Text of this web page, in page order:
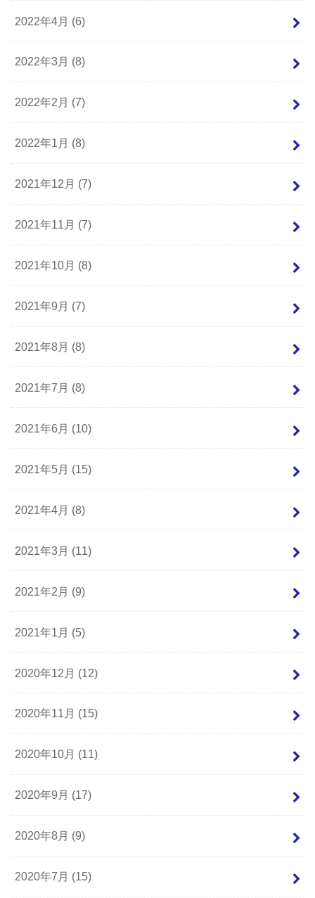
2022年4月 (6)
2022年3月 (8)
2022年2月 (7)
2022年1月 (8)
2021年12月 (7)
2021年11月 (7)
2021年10月 (8)
2021年9月 (7)
2021年8月 (8)
2021年7月 (8)
2021年6月 (10)
2021年5月 (15)
2021年4月 (8)
2021年3月 (11)
2021年2月 (9)
2021年1月 (5)
2020年12月 (12)
2020年11月 (15)
2020年10月 (11)
2020年9月 (17)
2020年8月 (9)
2020年7月 (15)